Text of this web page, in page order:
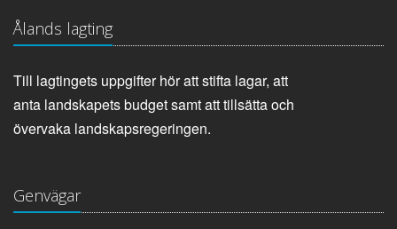
Ålands lagting
Till lagtingets uppgifter hör att stifta lagar, att
anta landskapets budget samt att tillsätta och
övervaka landskapsregeringen.
Genvägar